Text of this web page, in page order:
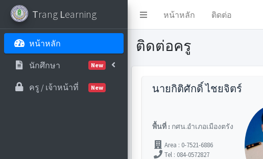
หน้าหลัก ติดต่อ
Trang Learning
หน้าหลัก
นักศึกษา New
ครู / เจ้าหน้าที่ New
ติดต่อครู
นายกิติศักดิ์ ไชยจิตร์
พื้นที่ : กศน.อำเภอเมืองตรัง
Area : 0-7521-6886
Tel : 084-0572827